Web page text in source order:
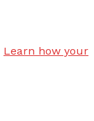
Learn how your